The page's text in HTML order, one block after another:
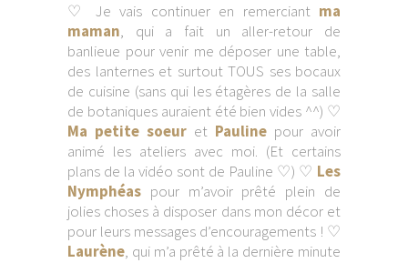
♡ Je vais continuer en remerciant ma
maman, qui a fait un aller-retour de
banlieue pour venir me déposer une table,
des lanternes et surtout TOUS ses bocaux
de cuisine (sans qui les étagères de la salle
de botaniques auraient été bien vides ^^) ♡
Ma petite soeur et Pauline pour avoir
animé les ateliers avec moi. (Et certains
plans de la vidéo sont de Pauline ♡) ♡ Les
Nymphéas pour m’avoir prêté plein de
jolies choses à disposer dans mon décor et
pour leurs messages d’encouragements ! ♡
Laurène, qui m’a prêté à la dernière minute